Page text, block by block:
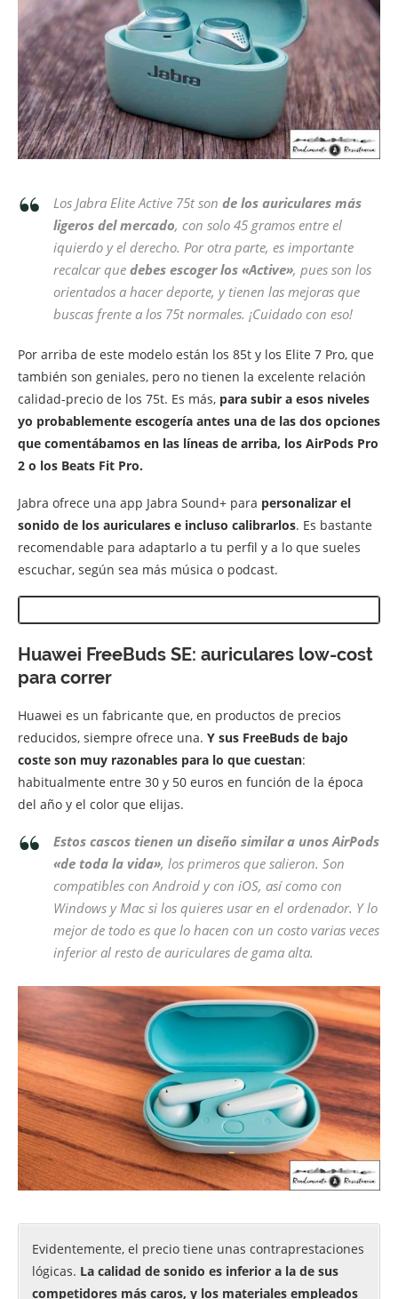
Los Jabra Elite Active 75t son de los auriculares más
ligeros del mercado, con solo 45 gramos entre el
iquierdo y el derecho. Por otra parte, es importante
recalcar que debes escoger los «Active», pues son los
orientados a hacer deporte, y tienen las mejoras que
buscas frente a los 75t normales. ¡Cuidado con eso!
Por arriba de este modelo están los 85t y los Elite 7 Pro, que
también son geniales, pero no tienen la excelente relación
calidad-precio de los 75t. Es más, para subir a esos niveles
yo probablemente escogería antes una de las dos opciones
que comentábamos en las líneas de arriba, los AirPods Pro
2 o los Beats Fit Pro.
Jabra ofrece una app Jabra Sound+ para personalizar el
sonido de los auriculares e incluso calibrarlos. Es bastante
recomendable para adaptarlo a tu perfil y a lo que sueles
escuchar, según sea más música o podcast.
Huawei FreeBuds SE: auriculares low-cost
para correr
Huawei es un fabricante que, en productos de precios
reducidos, siempre ofrece una. Y sus FreeBuds de bajo
coste son muy razonables para lo que cuestan:
habitualmente entre 30 y 50 euros en función de la época
del año y el color que elijas.
Estos cascos tienen un diseño similar a unos AirPods
«de toda la vida», los primeros que salieron. Son
compatibles con Android y con iOS, así como con
Windows y Mac si los quieres usar en el ordenador. Y lo
mejor de todo es que lo hacen con un costo varias veces
inferior al resto de auriculares de gama alta.
Evidentemente, el precio tiene unas contraprestaciones
lógicas. La calidad de sonido es inferior a la de sus
competidores más caros, y los materiales empleados